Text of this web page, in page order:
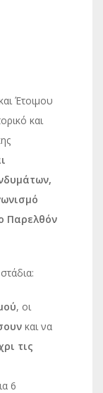
Έτοιμου
και
Παρελθόν
, οι
και να
τις
6